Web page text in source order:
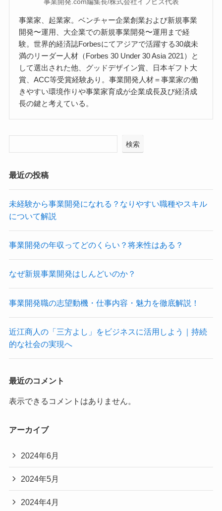
事業家、起業家。ベンチャー企業創業および新規事業
開発〜運用、大企業での新規事業開発〜運用まで経
験。世界的経済誌Forbesにてアジアで活躍する30歳未
満のリーダー人材（Forbes 30 Under 30 Asia 2021）と
して選出された他、グッドデザイン賞、日本ギフト大
賞、ACC等受賞経験あり。事業開発人材＝事業家の働
きやすい環境作りや事業家育成が企業成長及び経済成
長の鍵と考えている。
検索
最近の投稿
未経験から事業開発になれる？なりやすい職種やスキル
について解説
事業開発の年収ってどのくらい？将来性はある？
なぜ新規事業開発はしんどいのか？
事業開発職の志望動機・仕事内容・魅力を徹底解説！
近江商人の「三方よし」をビジネスに活用しよう｜持続
的な社会の実現へ
最近のコメント
表示できるコメントはありません。
アーカイブ
2024年6月
2024年5月
2024年4月